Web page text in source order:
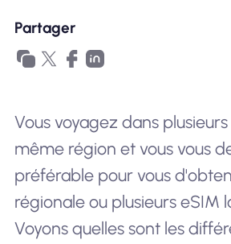
Utiliser une eSIM
Pour le business
Partager
Vous voyagez dans
même région et vous vous
préférable pour vous
régionale ou plusieurs eSIM
Voyons quelles sont les